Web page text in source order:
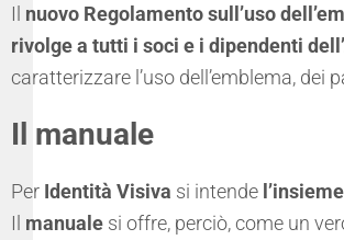
Il nuovo Regolamento sull’uso
rivolge a tutti i soci e i dipendenti
caratterizzare l’uso dell’emblema,
Il manuale
Per Identità Visiva si intende
Il manuale si offre, perciò, come un